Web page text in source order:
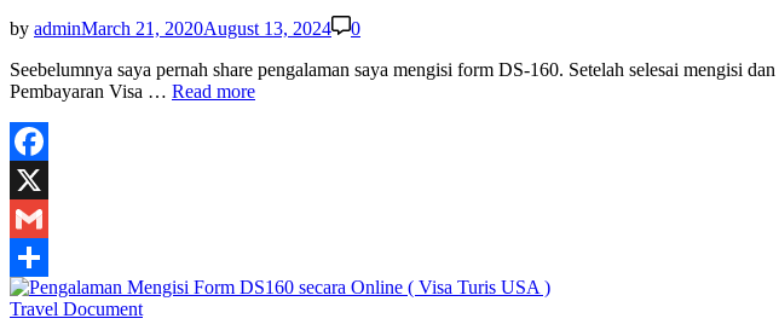
by adminMarch 21, 2020August 13, 2024
0
Seebelumnya saya pernah share pengalaman saya mengisi form DS-160. Setelah selesai mengisi
Pembayaran Visa … Cara
Read more
Facebook
X
Gmail
Share
Posted
Travel Document